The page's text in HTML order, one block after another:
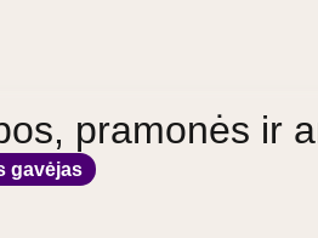
pramonės ir
gavėjas